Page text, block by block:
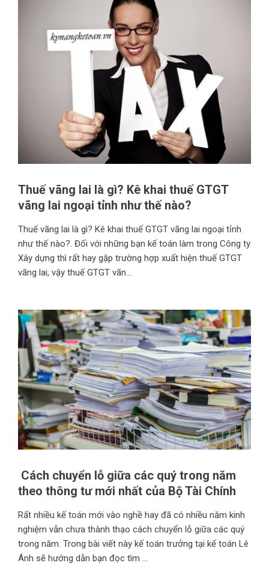
Thuế vãng lai là gì? Kê khai thuế GTGT
vãng lai ngoại tỉnh như thế nào?
Thuế vãng lai là gì? Kê khai thuế GTGT vãng lai ngoại tỉnh
như thế nào?. Đối với những bạn kế toán làm trong Công ty
Xây dựng thì rất hay gặp trường hợp xuất hiện thuế GTGT
vãng lai, vậy thuế GTGT vãn...
Cách chuyển lỗ giữa các quý trong năm
theo thông tư mới nhất của Bộ Tài Chính
Rất nhiều kế toán mới vào nghề hay đã có nhiều năm kinh
nghiệm vẫn chưa thành thạo cách chuyển lỗ giữa các quý
trong năm. Trong bài viết này kế toán trưởng tại kế toán Lê
Ánh sẽ hướng dẫn bạn đọc tìm ...